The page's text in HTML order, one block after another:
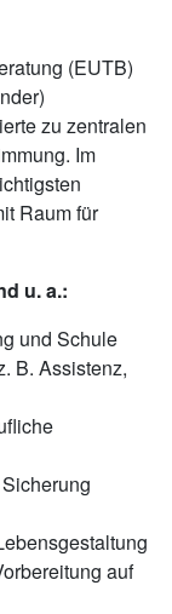
(EUTB)
zu zentralen
Im
Raum für
u. a.:
und Schule
B. Assistenz,
auf